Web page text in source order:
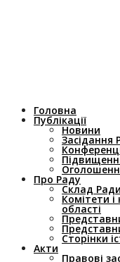
Головна
Публікації
Новини
Засідання
Про Раду
Склад Ради
Комітети і
області
Сторінки
Акти
Правові